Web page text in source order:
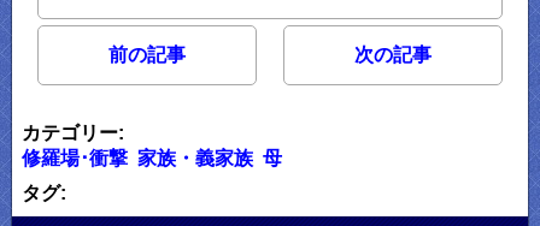
前の記事 次の記事
カテゴリー:
修羅場･衝撃 家族・義家族 母
タグ: